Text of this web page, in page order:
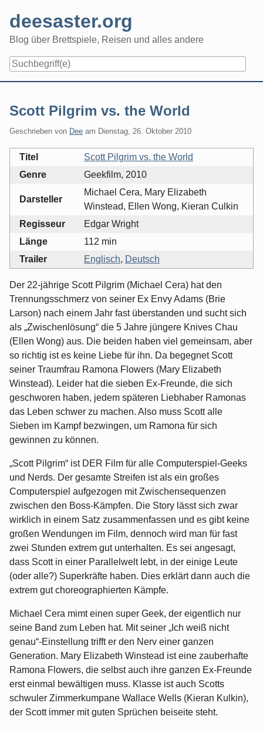
content
deesaster.org
Blog über Brettspiele, Reisen und alles andere
Scott Pilgrim vs. the World
Geschrieben von Dee am Dienstag, 26. Oktober 2010
Titel
Scott Pilgrim vs. the World
Genre
Geekfilm, 2010
Darsteller
Michael Cera, Mary Elizabeth
Winstead, Ellen Wong, Kieran Culkin
Regisseur
Edgar Wright
Länge
112 min
Trailer
Englisch, Deutsch
Der 22-jährige Scott Pilgrim (Michael Cera) hat den
Trennungsschmerz von seiner Ex Envy Adams (Brie
Larson) nach einem Jahr fast überstanden und sucht sich
als „Zwischenlösung“ die 5 Jahre jüngere Knives Chau
(Ellen Wong) aus. Die beiden haben viel gemeinsam, aber
so richtig ist es keine Liebe für ihn. Da begegnet Scott
seiner Traumfrau Ramona Flowers (Mary Elizabeth
Winstead). Leider hat die sieben Ex-Freunde, die sich
geschworen haben, jedem späteren Liebhaber Ramonas
das Leben schwer zu machen. Also muss Scott alle
Sieben im Kampf bezwingen, um Ramona für sich
gewinnen zu können.
„Scott Pilgrim“ ist DER Film für alle Computerspiel-Geeks
und Nerds. Der gesamte Streifen ist als ein großes
Computerspiel aufgezogen mit Zwischensequenzen
zwischen den Boss-Kämpfen. Die Story lässt sich zwar
wirklich in einem Satz zusammenfassen und es gibt keine
großen Wendungen im Film, dennoch wird man für fast
zwei Stunden extrem gut unterhalten. Es sei angesagt,
dass Scott in einer Parallelwelt lebt, in der einige Leute
(oder alle?) Superkräfte haben. Dies erklärt dann auch die
extrem gut choreographierten Kämpfe.
Michael Cera mimt einen super Geek, der eigentlich nur
seine Band zum Leben hat. Mit seiner „Ich weiß nicht
genau“-Einstellung trifft er den Nerv einer ganzen
Generation. Mary Elizabeth Winstead ist eine zauberhafte
Ramona Flowers, die selbst auch ihre ganzen Ex-Freunde
erst einmal bewältigen muss. Klasse ist auch Scotts
schwuler Zimmerkumpane Wallace Wells (Kieran Kulkin),
der Scott immer mit guten Sprüchen beiseite steht.